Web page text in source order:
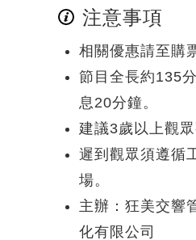
注意事項
相關優惠請至購
節目全長約135
息20分鐘。
建議3歲以上觀眾
遲到觀眾須遵循
場。
主辦：狂美交響
化有限公司